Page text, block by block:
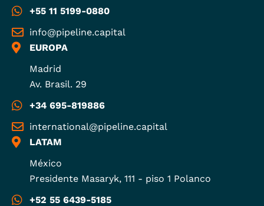
+55 11 5199-0880
info@pipeline.capital
EUROPA
Madrid
Av. Brasil. 29
+34 695-819886
international@pipeline.capital
LATAM
México
Presidente Masaryk, 111 - piso 1 Polanco
+52 55 6439-5185